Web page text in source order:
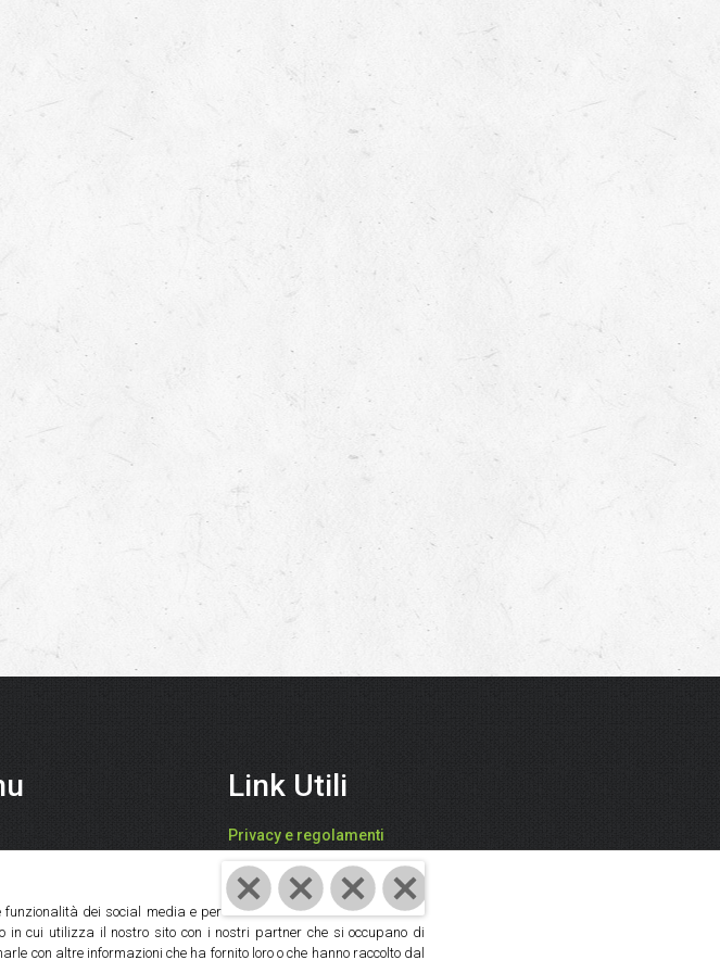
Link Utili
Privacy e regolamenti
FARI CATIA - "SPEZIEDALMONDO"
P.IVA: 03942850409
Cod. Fisc: FRACTA61D59D704V
funzionalità dei social media e per
in cui utilizza il nostro sito con i nostri partner che si occupano di
con altre informazioni che ha fornito loro o che hanno raccolto dal